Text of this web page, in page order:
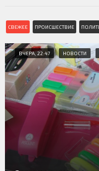
СВЕЖЕЕ ПРОИСШЕСТВИЕ
ВЧЕРА, 22:47 НОВОСТИ